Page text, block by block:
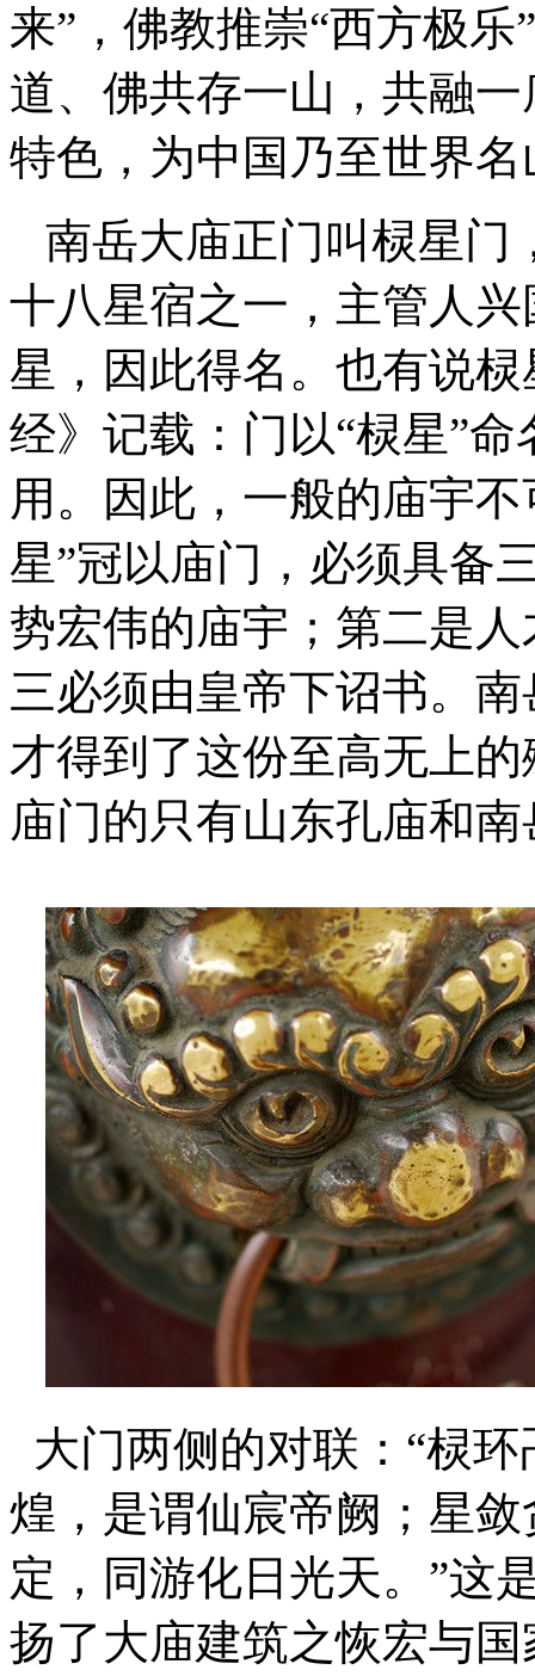
来”，佛教推崇“西方极
道、佛共存一山，共融
特色，为中国乃至世界
南岳大庙正门叫棂星门
十八星宿之一，主管人
星，因此得名。也有说
经》记载：门以“棂星”
用。因此，一般的庙宇
星”冠以庙门，必须具备
势宏伟的庙宇；第二是
三必须由皇帝下诏书。
才得到了这份至高无上
庙门的只有山东孔庙和
大门两侧的对联：“棂
煌，是谓仙宸帝阙；星
定，同游化日光天。”这
扬了大庙建筑之恢宏与